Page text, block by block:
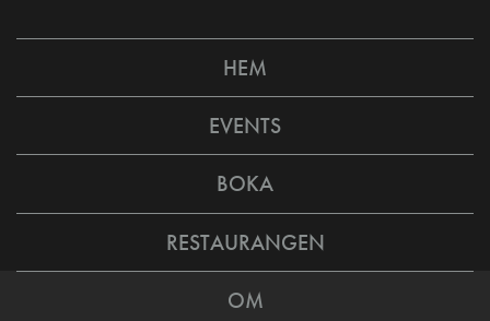
HEM
EVENTS
BOKA
RESTAURANGEN
OM